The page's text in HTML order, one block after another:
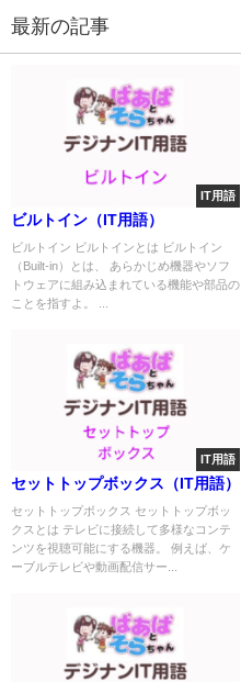
最新の記事
IT用語
ビルトイン（IT用語）
ビルトイン ビルトインとは ビルトイン
（Built-in）とは、 あらかじめ機器やソフ
トウェアに組み込まれている機能や部品の
ことを指すよ。 ...
IT用語
セットトップボックス（IT用語）
セットトップボックス セットトップボッ
クスとは テレビに接続して多様なコンテ
ンツを視聴可能にする機器。 例えば、ケ
ーブルテレビや動画配信サー...